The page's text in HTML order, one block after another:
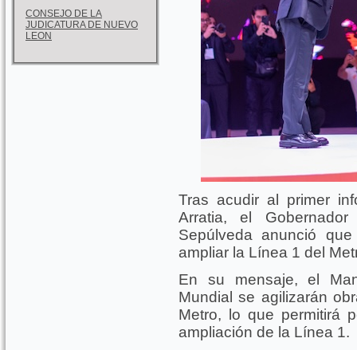
CONSEJO DE LA
JUDICATURA DE NUEVO
LEON
Tras acudir al primer
Arratia, el
Sepúlveda anunció
ampliar la Línea 1 del
En su mensaje, el
Mundial se agilizarán
Metro, lo que permitirá
ampliación de la Línea 1.